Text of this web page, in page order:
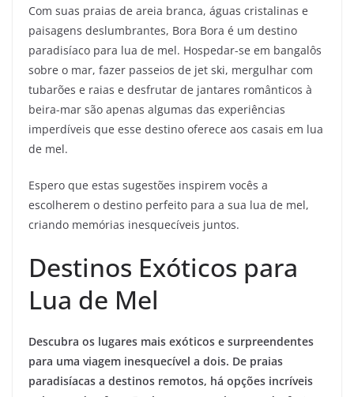
Com suas praias de areia branca, águas cristalinas e
paisagens deslumbrantes, Bora Bora é um destino
paradisíaco para lua de mel. Hospedar-se em bangalôs
sobre o mar, fazer passeios de jet ski, mergulhar com
tubarões e raias e desfrutar de jantares românticos à
beira-mar são apenas algumas das experiências
imperdíveis que esse destino oferece aos casais em lua
de mel.
Espero que estas sugestões inspirem vocês a
escolherem o destino perfeito para a sua lua de mel,
criando memórias inesquecíveis juntos.
Destinos Exóticos para
Lua de Mel
Descubra os lugares mais exóticos e surpreendentes
para uma viagem inesquecível a dois. De praias
paradisíacas a destinos remotos, há opções incríveis